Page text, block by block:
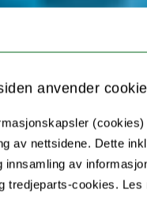
anvender
av nettsidene. Dette
innsamling av
tredjeparts-cookies.